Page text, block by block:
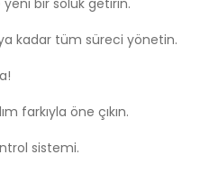
kadar tüm süreci yönetin.
farkıyla öne çıkın.
sistemi.